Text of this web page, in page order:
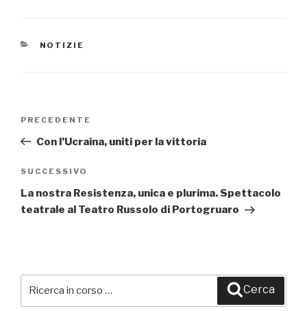
CATEGORIE
NOTIZIE
Articolo
precedente:
PRECEDENTE
Con l’Ucraina, uniti per la vittoria
Articolo
successivo
SUCCESSIVO
La nostra Resistenza, unica e plurima. Spettacolo
teatrale al Teatro Russolo di Portogruaro
Cerca